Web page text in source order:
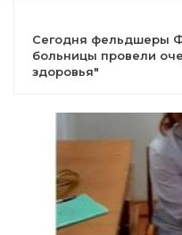
Сегодня фельдшеры
больницы провели
здоровья"